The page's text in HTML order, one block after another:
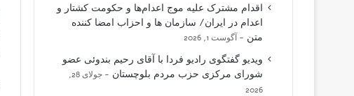
اقدام مشترک علیه موج اعدام‌ها و حکومت کشتار و
اعدام در ایران/ سازمان ها و احزاب امضا کننده
متن
آگوست 1, 2026
ویدیو گفتگوی رادیو فردا با آقای رحیم بندوئی عضو
شورای مرکزی حزب مردم بلوچستان
جولای 28,
2026